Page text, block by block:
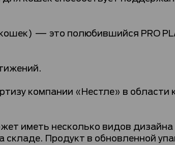
— это полюбившийся PRO
компании «Нестле» в области
иметь несколько видов
Продукт в обновленной